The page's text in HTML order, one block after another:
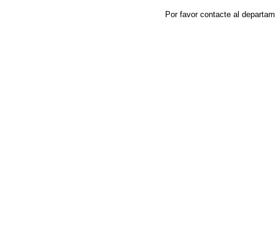
Por favor contacte al